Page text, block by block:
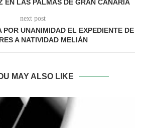
EN LAS PALMAS DE GRAN CANARIA
next post
POR UNANIMIDAD EL EXPEDIENTE DE
A NATIVIDAD MELIÁN
MAY ALSO LIKE